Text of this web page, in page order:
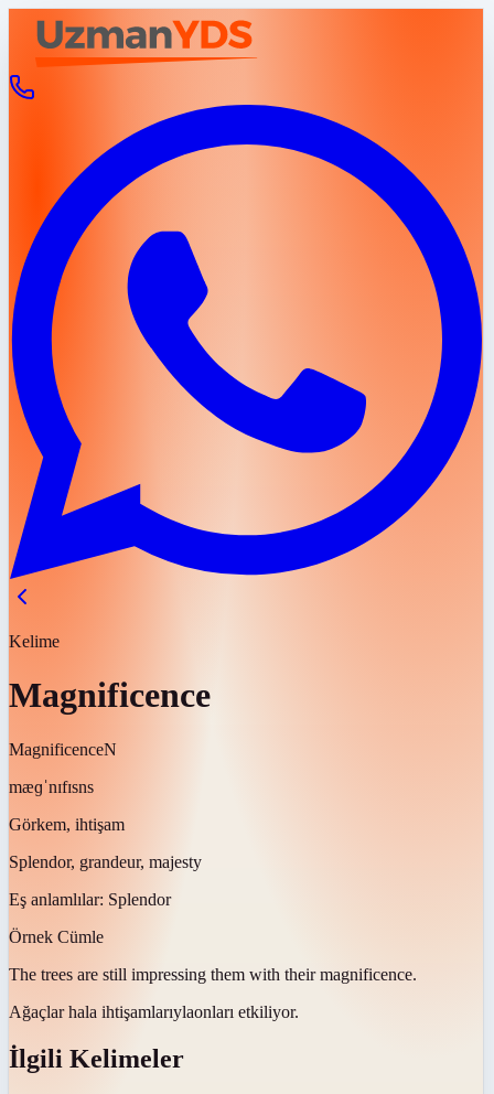
Kelime
Magnificence
MagnificenceN
mæɡˈnɪfɪsns
Görkem, ihtişam
Splendor, grandeur, majesty
Eş anlamlılar: Splendor
Örnek Cümle
The trees are still impressing them with their magnificence.
Ağaçlar hala ihtişamlarıylaonları etkiliyor.
İlgili Kelimeler